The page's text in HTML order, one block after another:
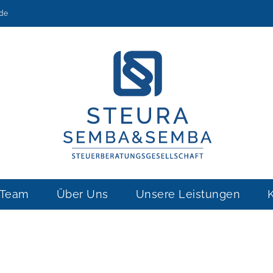
Über Uns Unsere Leistungen